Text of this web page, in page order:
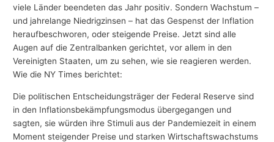
viele Länder beendeten das Jahr positiv. Sondern Wachstum –
und jahrelange Niedrigzinsen – hat das Gespenst der Inflation
heraufbeschworen, oder steigende Preise. Jetzt sind alle
Augen auf die Zentralbanken gerichtet, vor allem in den
Vereinigten Staaten, um zu sehen, wie sie reagieren werden.
Wie die NY Times berichtet:
Die politischen Entscheidungsträger der Federal Reserve sind
in den Inflationsbekämpfungsmodus übergegangen und
sagten, sie würden ihre Stimuli aus der Pandemiezeit in einem
Moment steigender Preise und starken Wirtschaftswachstums